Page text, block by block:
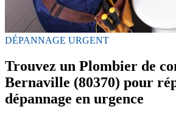
DÉPANNAGE URGENT
Trouvez un Plombier de
Bernaville (80370) pour
dépannage en urgence